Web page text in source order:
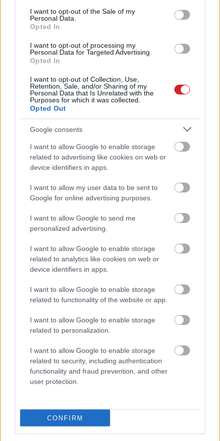
consent section.
I want to opt-out of the Sale of my
Personal Data.
Opted In
I want to opt-out of processing my
Personal Data for Targeted Advertising.
Opted In
I want to opt-out of Collection, Use,
Retention, Sale, and/or Sharing of my
Personal Data that Is Unrelated with the
Purposes for which it was collected.
Opted Out
Google consents
I want to allow Google to enable storage
related to advertising like cookies on web or
device identifiers in apps.
I want to allow my user data to be sent to
Google for online advertising purposes.
I want to allow Google to send me
personalized advertising.
I want to allow Google to enable storage
related to analytics like cookies on web or
device identifiers in apps.
I want to allow Google to enable storage
related to functionality of the website or app.
I want to allow Google to enable storage
related to personalization.
I want to allow Google to enable storage
related to security, including authentication
functionality and fraud prevention, and other
user protection.
CONFIRM
LEGOLVASOTTABBAK